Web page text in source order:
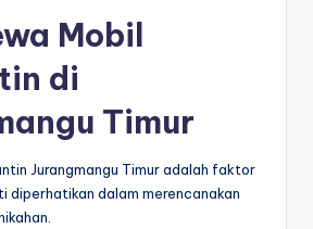
Mobil
di
Timur
Jurangmangu Timur adalah faktor
diperhatikan dalam merencanakan